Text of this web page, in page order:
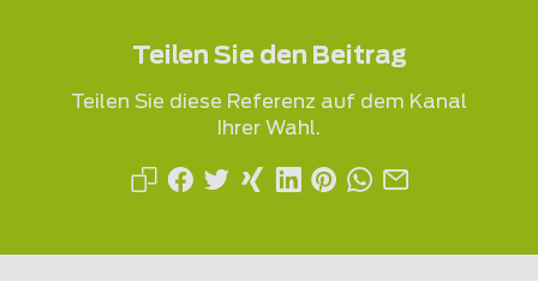
Teilen Sie den Beitrag
Teilen Sie diese Referenz auf dem Kanal
Ihrer Wahl.